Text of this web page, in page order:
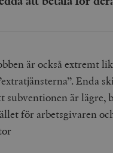
är också extremt
Enda
subventionen är lägre,
för arbetsgivaren